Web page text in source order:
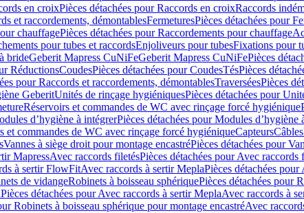
en croixPièces détachées pour Raccords en croixRaccords
et raccordements, démontablesFermeturesPièces détachées pour
chauffagePièces détachées pour Raccordements pour chauffage
pour tubes et raccordsEnjoliveurs pour tubesFixations pour
brideGeberit Mapress CuNiFeGeberit Mapress CuNiFePièces
RéductionsCoudesPièces détachées pour CoudesTésPièces
pour Raccords et raccordements, démontablesTraverséesPièces
GeberitUnités de rinçage hygiéniquesPièces détachées pour
Réservoirs et commandes de WC avec rinçage forcé hygiénique
d’hygiène à intégrerPièces détachées pour Modules d’hygiène
et commandes de WC avec rinçage forcé hygiéniqueCapteursCâbles
Vannes à siège droit pour montage encastréPièces détachées pour
MapressAvec raccords filetésPièces détachées pour Avec raccords
à sertir FlowFitAvec raccords à sertir MeplaPièces détachées
de vidangeRobinets à boisseau sphériquePièces détachées pour
Pièces détachées pour Avec raccords à sertir MeplaAvec raccords à
Robinets à boisseau sphérique pour montage encastréAvec